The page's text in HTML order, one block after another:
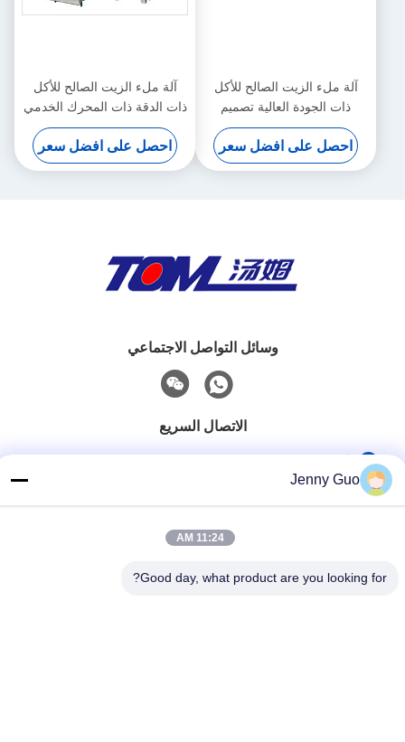
آلة ملء الزيت الصالح للأكل
ذات الجودة العالية تصميم
مخصص
احصل على افضل سعر
آلة ملء الزيت الصالح للأكل
ذات الدقة ذات المحرك الخدمي
احصل على افضل سعر
وسائل التواصل الاجتماعي
الاتصال السريع
عنوان
Jenny Guo
11:24 AM
Good day, what product are you looking for?